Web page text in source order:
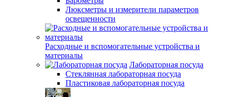
Люксметры и измерители параметров
освещенности
Расходные и вспомогательные устройства и
материалы
Лабораторная посуда
Стеклянная лабораторная посуда
Пластиковая лабораторная посуда